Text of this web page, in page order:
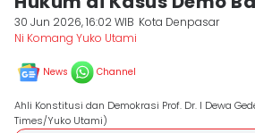
30 Jun 2026, 16:02 WIB Kota Denpasar
Ni Komang Yuko Utami
News Channel
Ahli Konstitusi dan Demokrasi Prof. Dr. I Dewa
Times/Yuko Utami)